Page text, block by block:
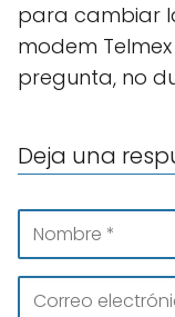
para cambiar
modem
pregunta, no
Deja una